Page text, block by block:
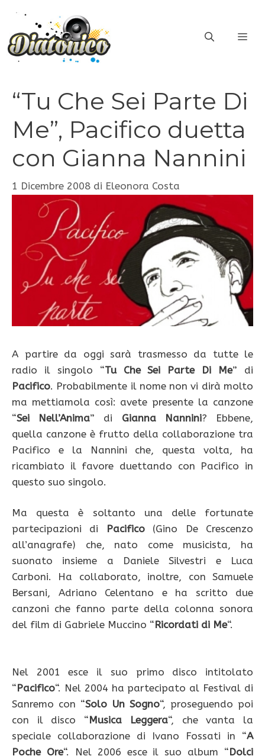
contenuto
“Tu Che Sei Parte Di
Me”, Pacifico duetta
con Gianna Nannini
1 Dicembre 2008 di Eleonora Costa
A partire da oggi sarà trasmesso da tutte le
radio il singolo “Tu Che Sei Parte Di Me” di
Pacifico. Probabilmente il nome non vi dirà molto
ma mettiamola così: avete presente la canzone
“Sei Nell’Anima” di Gianna Nannini? Ebbene,
quella canzone è frutto della collaborazione tra
Pacifico e la Nannini che, questa volta, ha
ricambiato il favore duettando con Pacifico in
questo suo singolo.
Ma questa è soltanto una delle fortunate
partecipazioni di
Pacifico(Gino De Crescenzo
all’anagrafe) che, nato come musicista, ha
suonato insieme a Daniele Silvestri e Luca
Carboni. Ha collaborato, inoltre, con Samuele
Bersani, Adriano Celentano e ha scritto due
canzoni che fanno parte della colonna sonora
del film di Gabriele Muccino “Ricordati di Me“.
Nel 2001 esce il suo primo disco intitolato
“Pacifico“. Nel 2004 ha partecipato al Festival di
Sanremo con “Solo Un Sogno“, proseguendo poi
con il disco “Musica Leggera“, che vanta la
speciale collaborazione di Ivano Fossati in “A
Poche Ore“. Nel 2006 esce il suo album “Dolci